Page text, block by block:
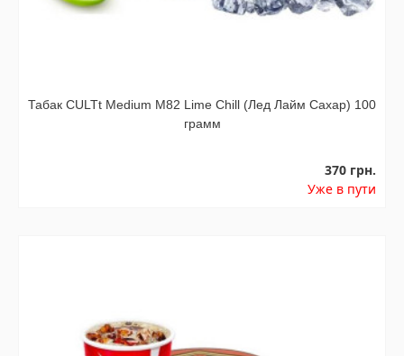
Табак CULTt Medium M82 Lime Chill (Лед Лайм Сахар) 100
грамм
370 грн.
Уже в пути